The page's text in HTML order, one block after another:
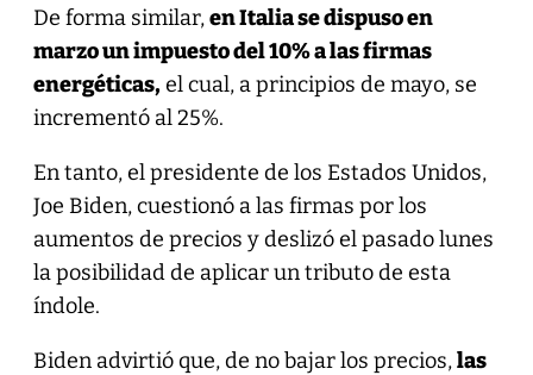
De forma similar,en Italia se dispuso en
marzo un impuesto del 10% a las firmas
energéticas,el cual, a principios de mayo, se
incrementó al 25%.
En tanto, el presidente de los Estados Unidos,
Joe Biden, cuestionó a las firmas por los
aumentos de precios y deslizó el pasado lunes
la posibilidad de aplicar un tributo de esta
índole.
Biden advirtió que, de no bajar los precios,las